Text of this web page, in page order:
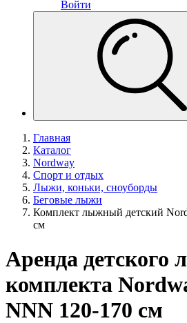
Войти
Главная
Каталог
Nordway
Спорт и отдых
Лыжи, коньки, сноуборды
Беговые лыжи
Комплект лыжный детский
см
Аренда детского
комплекта
NNN 120-170 см